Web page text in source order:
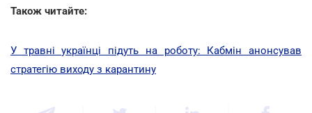
Також читайте:
У травні українці підуть на роботу: Кабмін анонсував
стратегію виходу з карантину